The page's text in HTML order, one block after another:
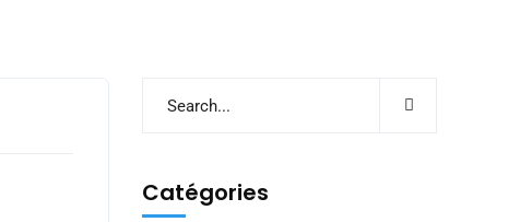
Catégories